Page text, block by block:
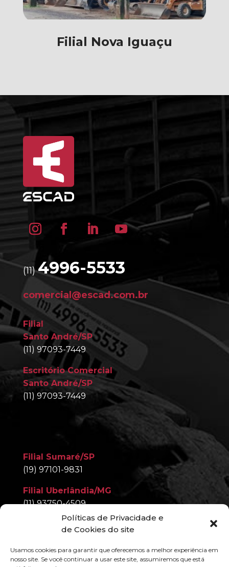
Políticas de Privacidade e
de Cookies do site
Usamos cookies para garantir que oferecemos a melhor experiência em
nosso site. Se você continuar a usar este site, assumiremos que está
Filial Nova Iguaçu
(11)4996-5533
comercial@escad.com.br
Filial
Santo André/SP
(11) 97093-7449
Escritório Comercial
Santo André/SP
(11) 97093-7449
Filial Sumaré/SP
(19) 97101-9831
Filial Uberlândia/MG
(11) 93750-4509
Filial Nova Iguaçu/RJ